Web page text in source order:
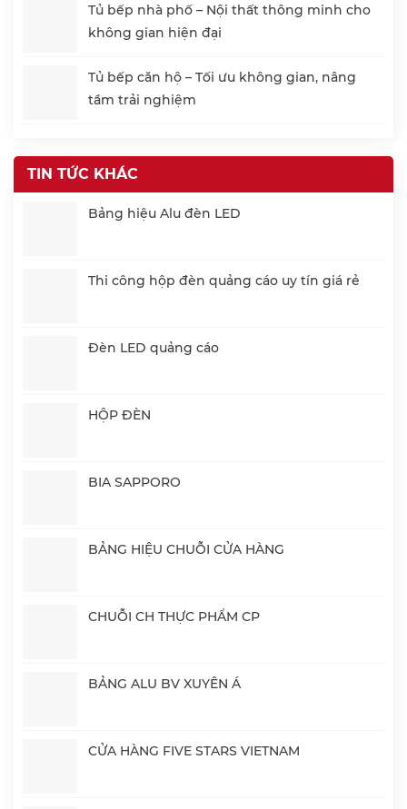
Tủ bếp nhà phố – Nội thất thông minh cho
không gian hiện đại
Tủ bếp căn hộ – Tối ưu không gian, nâng
tầm trải nghiệm
TIN TỨC KHÁC
Bảng hiệu Alu đèn LED
Thi công hộp đèn quảng cáo uy tín giá rẻ
Đèn LED quảng cáo
HỘP ĐÈN
BIA SAPPORO
BẢNG HIỆU CHUỖI CỬA HÀNG
CHUỖI CH THỰC PHẨM CP
BẢNG ALU BV XUYÊN Á
CỬA HÀNG FIVE STARS VIETNAM